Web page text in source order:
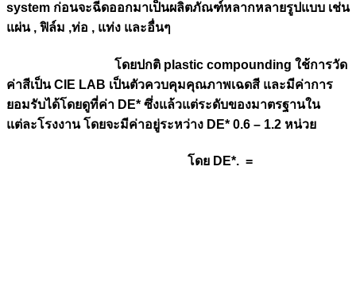
system ก่อนจะฉีดออกมาเป็นผลิตภัณฑ์หลากหลายรูปแบบ เช่น
แผ่น , ฟิล์ม ,ท่อ , แท่ง และอื่นๆ
โดยปกติ plastic compounding ใช้การวัด
ค่าสีเป็น CIE LAB เป็นตัวควบคุมคุณภาพเฉดสี และมีค่าการ
ยอมรับได้โดยดูที่ค่า DE* ซึ่งแล้วแต่ระดับของมาตรฐานใน
แต่ละโรงงาน โดยจะมีค่าอยู่ระหว่าง DE* 0.6 – 1.2 หน่วย
โดย DE*. =